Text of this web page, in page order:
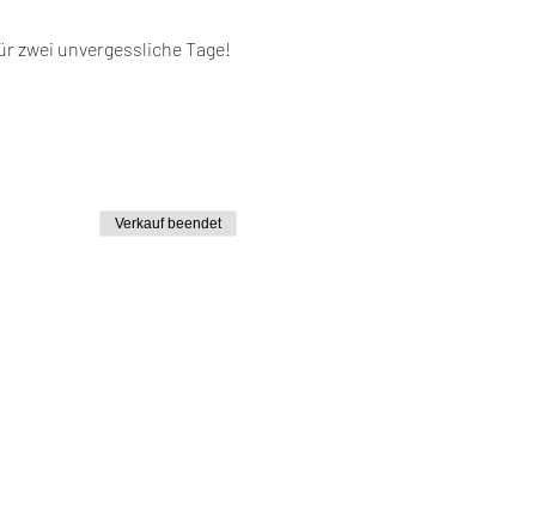
zwei unvergessliche Tage!
Verkauf beendet